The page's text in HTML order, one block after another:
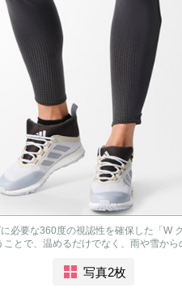
必要な360度の視認性を確保した「W
とで、温めるだけでなく、雨や雪か
写真2枚